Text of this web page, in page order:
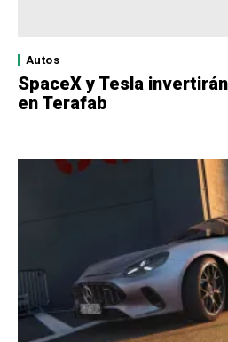
Autos
SpaceX y Tesla
en Terafab